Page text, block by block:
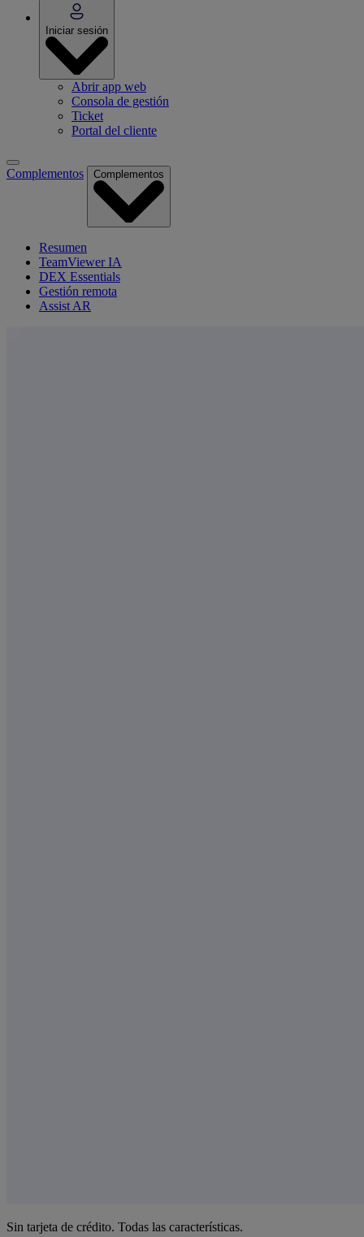
Iniciar sesión
Abrir app web
Consola de gestión
Ticket
Portal del cliente
Complementos Complementos
Resumen
TeamViewer IA
DEX Essentials
Gestión remota
Assist AR
Sin tarjeta de crédito. Todas las características.